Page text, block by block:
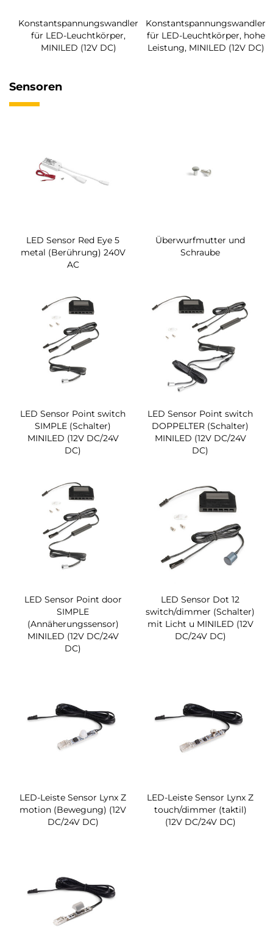
Konstantspannungswandler
für LED-Leuchtkörper,
MINILED (12V DC)
Konstantspannungswandler
für LED-Leuchtkörper, hohe
Leistung, MINILED (12V DC)
Sensoren
LED Sensor Red Eye 5
metal (Berührung) 240V
AC
Überwurfmutter und
Schraube
LED Sensor Point switch
SIMPLE (Schalter)
MINILED (12V DC/24V
DC)
LED Sensor Point switch
DOPPELTER (Schalter)
MINILED (12V DC/24V
DC)
LED Sensor Point door
SIMPLE
(Annäherungssensor)
MINILED (12V DC/24V
DC)
LED Sensor Dot 12
switch/dimmer (Schalter)
mit Licht u MINILED (12V
DC/24V DC)
LED-Leiste Sensor Lynx Z
motion (Bewegung) (12V
DC/24V DC)
LED-Leiste Sensor Lynx Z
touch/dimmer (taktil)
(12V DC/24V DC)